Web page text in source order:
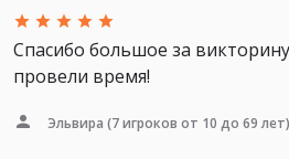
Спасибо большое за
провели время!
Эльвира (7 игроков от 10 до 69 лет)